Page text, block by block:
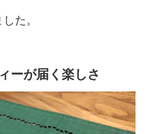
た。
ーが届く楽しさ